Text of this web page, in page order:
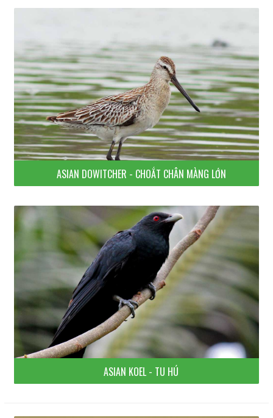
ASIAN DOWITCHER - CHOẮT CHÂN MÀNG LỚN
ASIAN KOEL - TU HÚ